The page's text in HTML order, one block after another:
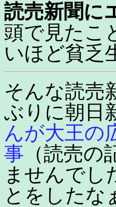
読売新聞に
頭で見たこ
いほど貧乏
そんな読売
ぶりに朝日
んが大王の
事 （読売の
ませんでし
とをしたな